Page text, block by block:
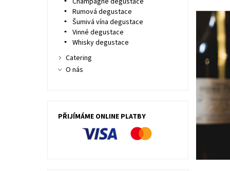
Rumová degustace
Šumivá vína degustace
Vinné degustace
Whisky degustace
Catering
O nás
PŘIJÍMÁME ONLINE PLATBY